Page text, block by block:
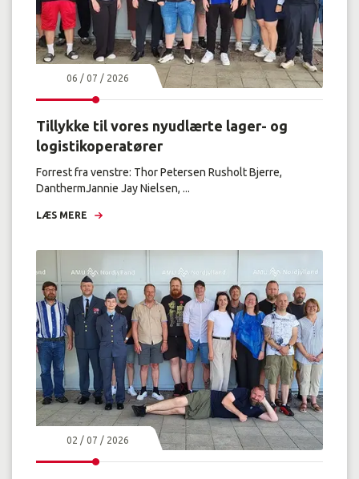
06 / 07 / 2026
Tillykke til vores nyudlærte lager- og
logistikoperatører
Forrest fra venstre: Thor Petersen Rusholt Bjerre,
DanthermJannie Jay Nielsen, ...
LÆS MERE
02 / 07 / 2026